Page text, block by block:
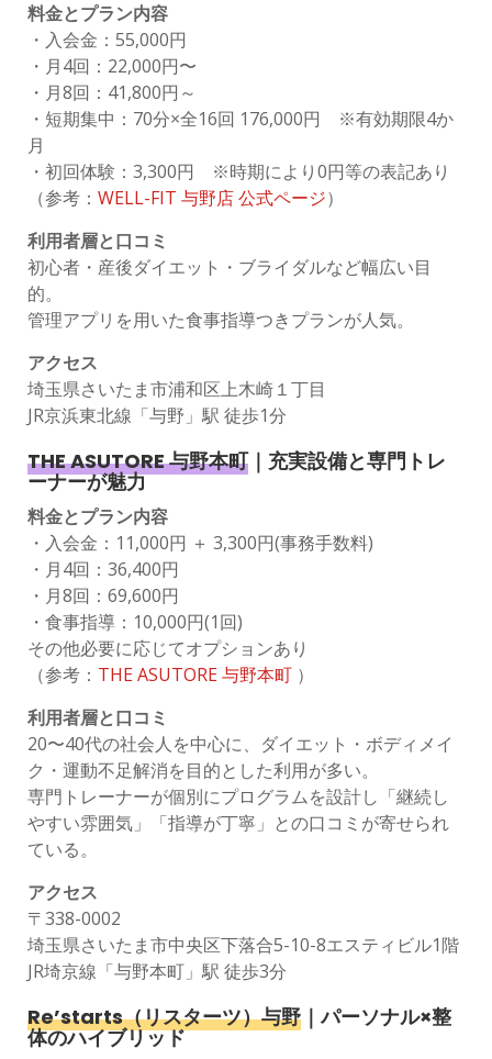
料金とプラン内容
・入会金：55,000円
・月4回：22,000円〜
・月8回：41,800円～
・短期集中：70分×全16回 176,000円 ※有効期限4か
月
・初回体験：3,300円 ※時期により0円等の表記あり
（参考：WELL-FIT 与野店 公式ページ）
利用者層と口コミ
初心者・産後ダイエット・ブライダルなど幅広い目
的。
管理アプリを用いた食事指導つきプランが人気。
アクセス
埼玉県さいたま市浦和区上木崎１丁目
JR京浜東北線「与野」駅 徒歩1分
THE ASUTORE 与野本町｜充実設備と専門トレ
ーナーが魅力
料金とプラン内容
・入会金：11,000円 ＋ 3,300円(事務手数料)
・月4回：36,400円
・月8回：69,600円
・食事指導：10,000円(1回)
その他必要に応じてオプションあり
（参考： THE ASUTORE 与野本町 ）
利用者層と口コミ
20〜40代の社会人を中心に、ダイエット・ボディメイ
ク・運動不足解消を目的とした利用が多い。
専門トレーナーが個別にプログラムを設計し「継続し
やすい雰囲気」「指導が丁寧」との口コミが寄せられ
ている。
アクセス
〒338-0002
埼玉県さいたま市中央区下落合5-10-8エスティビル1階
JR埼京線「与野本町」駅 徒歩3分
Re’starts（リスターツ）与野 ｜パーソナル×整
体のハイブリッド